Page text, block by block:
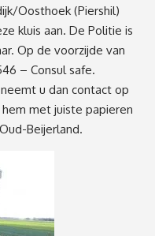
Oosthoek (Piershil)
kluis aan. De Politie is
Op de voorzijde van
– Consul safe.
u dan contact op
met juiste papieren
Beijerland.